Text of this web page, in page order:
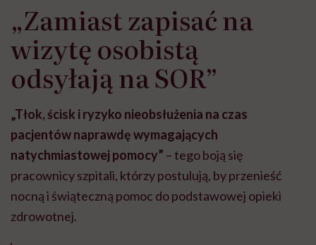
„Zamiast zapisać na
wizytę osobistą
odsyłają na SOR”
„Tłok, ścisk i ryzyko nieobsłużenia na czas
pacjentów naprawdę wymagających
natychmiastowej pomocy” – tego boją się
pracownicy szpitali, którzy postulują, by przenieść
nocną i świąteczną pomoc do podstawowej opieki
zdrowotnej.